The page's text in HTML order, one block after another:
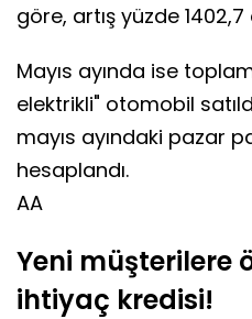
göre, artış yüzde
Mayıs ayında ise
elektrikli" otomobil
mayıs ayındaki pazar
hesaplandı.
AA
Yeni müşterilere
ihtiyaç kredisi!